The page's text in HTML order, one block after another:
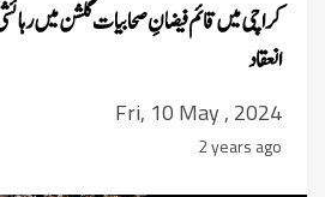
کراچی میں قائم فیضانِ صحابیات گلشن میں
انعقاد
Fri, 10 May , 2024
2 years ago